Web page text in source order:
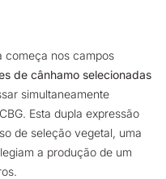
começa nos campos
de cânhamo selecionadas
simultaneamente
Esta dupla expressão
de seleção vegetal, uma
a produção de um